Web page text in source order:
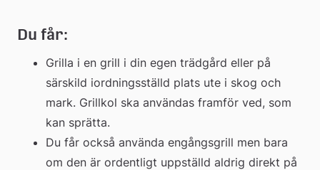
Du får:
Grilla i en grill i din egen trädgård eller på
särskild iordningsställd plats ute i skog och
mark. Grillkol ska användas framför ved, som
kan sprätta.
Du får också använda engångsgrill men bara
om den är ordentligt uppställd aldrig direkt på